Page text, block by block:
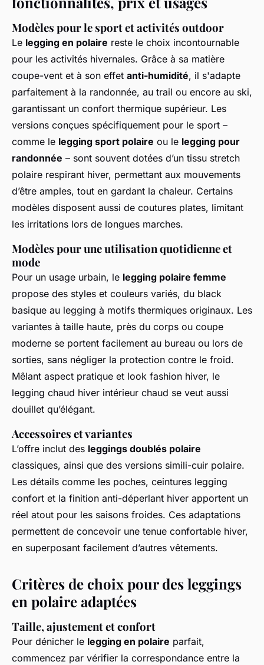
Modèles pour le sport et activités outdoor
Le legging en polaire reste le choix incontournable
pour les activités hivernales. Grâce à sa matière
coupe-vent et à son effet anti-humidité, il s'adapte
parfaitement à la randonnée, au trail ou encore au ski,
garantissant un confort thermique supérieur. Les
versions conçues spécifiquement pour le sport –
comme le legging sport polaire ou le legging pour
randonnée – sont souvent dotées d’un tissu stretch
polaire respirant hiver, permettant aux mouvements
d’être amples, tout en gardant la chaleur. Certains
modèles disposent aussi de coutures plates, limitant
les irritations lors de longues marches.
Modèles pour une utilisation quotidienne et
mode
Pour un usage urbain, le legging polaire femme
propose des styles et couleurs variés, du black
basique au legging à motifs thermiques originaux. Les
variantes à taille haute, près du corps ou coupe
moderne se portent facilement au bureau ou lors de
sorties, sans négliger la protection contre le froid.
Mêlant aspect pratique et look fashion hiver, le
legging chaud hiver intérieur chaud se veut aussi
douillet qu’élégant.
Accessoires et variantes
L’offre inclut des leggings doublés polaire
classiques, ainsi que des versions simili-cuir polaire.
Les détails comme les poches, ceintures legging
confort et la finition anti-déperlant hiver apportent un
réel atout pour les saisons froides. Ces adaptations
permettent de concevoir une tenue confortable hiver,
en superposant facilement d’autres vêtements.
Critères de choix pour des leggings
en polaire adaptées
Taille, ajustement et confort
Pour dénicher le legging en polaire parfait,
commencez par vérifier la correspondance entre la